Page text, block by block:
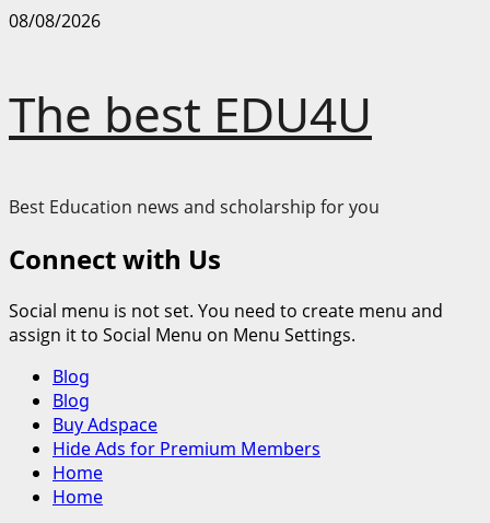
Skip
08/08/2026
The best EDU4U
Best Education news and scholarship for you
Connect with Us
Social menu is not set. You need to create menu and
assign it to Social Menu on Menu Settings.
Primary
Menu
Blog
Blog
Buy Adspace
Hide Ads for Premium Members
Home
Home